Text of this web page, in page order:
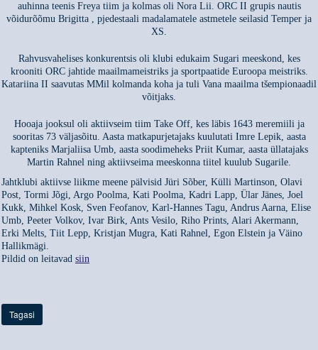
auhinna teenis Freya tiim ja kolmas oli Nora Lii. ORC II grupis nautis
võidurõõmu Brigitta , pjedestaali madalamatele astmetele seilasid Temper ja
XS.
Rahvusvahelises konkurentsis oli klubi edukaim Sugari meeskond, kes
krooniti ORC jahtide maailmameistriks ja sportpaatide Euroopa meistriks.
Katariina II saavutas MMil kolmanda koha ja tuli Vana maailma tšempionaadil
võitjaks.
Hooaja jooksul oli aktiivseim tiim Take Off, kes läbis 1643 meremiili ja
sooritas 73 väljasõitu. Aasta matkapurjetajaks kuulutati Imre Lepik, aasta
kapteniks Marjaliisa Umb, aasta soodimeheks Priit Kumar, aasta üllatajaks
Martin Rahnel ning aktiivseima meeskonna tiitel kuulub Sugarile.
Jahtklubi aktiivse liikme meene pälvisid Jüri Sõber, Külli Martinson, Olavi
Post, Tormi Jõgi, Argo Poolma, Kati Poolma, Kadri Lapp, Ülar Jänes, Joel
Kukk, Mihkel Kosk, Sven Feofanov, Karl-Hannes Tagu, Andrus Aarna, Elise
Umb, Peeter Volkov, Ivar Birk, Ants Vesilo, Riho Prints, Alari Akermann,
Erki Melts, Tiit Lepp, Kristjan Mugra, Kati Rahnel, Egon Elstein ja Väino
Hallikmägi.
Pildid on leitavad siin
Tagasi